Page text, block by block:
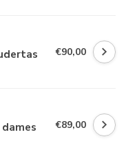
€90,00
€89,00